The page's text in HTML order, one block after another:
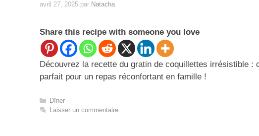
avril 27, 2025 par Natacha
Share this recipe with someone you love
Découvrez la recette du gratin de coquillettes irrésistible :
parfait pour un repas réconfortant en famille !
Catégories
Dîner
Laisser un commentaire